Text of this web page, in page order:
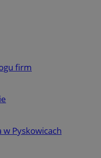
firm
w Pyskowicach